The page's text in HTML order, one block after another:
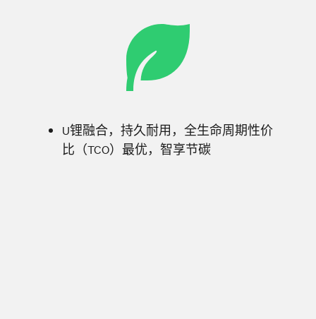
U锂融合，持久耐用，全生命周期性价
比（TCO）最优，智享节碳